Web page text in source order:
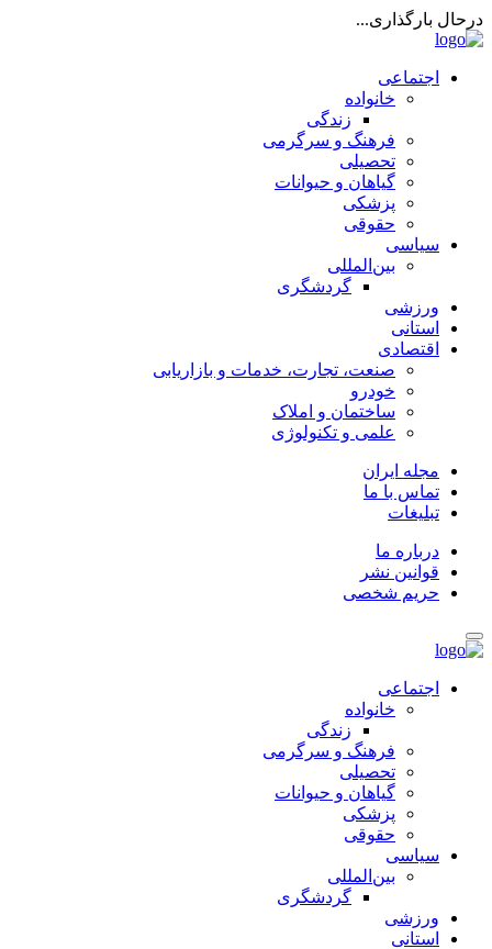
درحال بارگذاری...
اجتماعی
خانواده
زندگی
فرهنگ و سرگرمی
تحصیلی
گیاهان و حیوانات
پزشکی
حقوقی
سیاسی
بین‌المللی
گردشگری
ورزشی
استانی
اقتصادی
صنعت، تجارت، خدمات و بازاریابی
خودرو
ساختمان و املاک
علمی و تکنولوژی
مجله ایران
تماس با ما
تبلیغات
درباره ما
قوانین نشر
حریم شخصی
اجتماعی
خانواده
زندگی
فرهنگ و سرگرمی
تحصیلی
گیاهان و حیوانات
پزشکی
حقوقی
سیاسی
بین‌المللی
گردشگری
ورزشی
استانی